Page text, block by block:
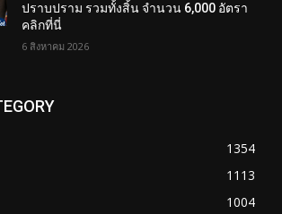
ปราบปราม รวมทั้งสิ้น จำนวน 6,000 อัตรา
คลิกที่นี่
6 สิงหาคม 2026
1354
1113
1004